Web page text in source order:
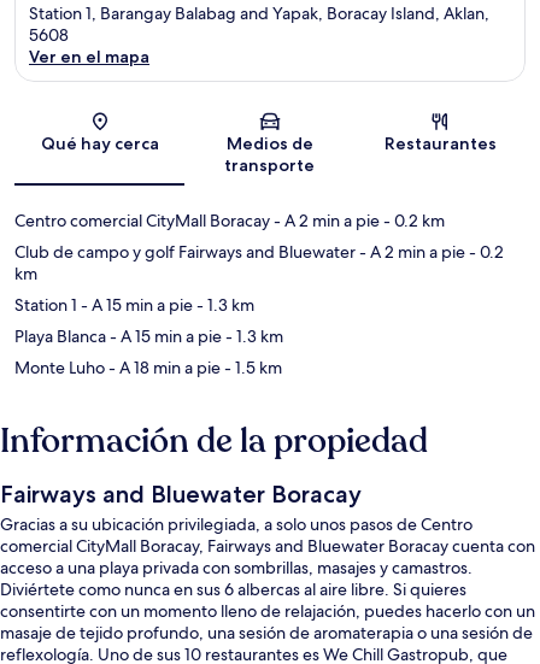
Station 1, Barangay Balabag and Yapak, Boracay Island, Aklan,
5608
Ver en el mapa
Qué hay cerca
Medios de
transporte
Restaurantes
Centro comercial CityMall Boracay- A 2 min a pie- 0.2 km
Club de campo y golf Fairways and Bluewater- A 2 min a pie- 0.2
km
Station 1 - A 15 min a pie- 1.3 km
Playa Blanca- A 15 min a pie- 1.3 km
Monte Luho- A 18 min a pie- 1.5 km
Información de la propiedad
Fairways and Bluewater Boracay
Gracias a su ubicación privilegiada, a solo unos pasos de Centro
comercial CityMall Boracay, Fairways and Bluewater Boracay cuenta con
acceso a una playa privada con sombrillas, masajes y camastros.
Diviértete como nunca en sus 6 albercas al aire libre. Si quieres
consentirte con un momento lleno de relajación, puedes hacerlo con un
masaje de tejido profundo, una sesión de aromaterapia o una sesión de
reflexología. Uno de sus 10 restaurantes es We Chill Gastropub, que